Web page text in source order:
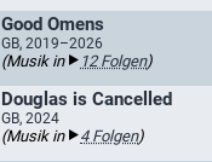
Good Omens
GB, 2019–2026
(Musik in 12 Folgen)
Douglas is Cancelled
GB, 2024
(Musik in 4 Folgen)